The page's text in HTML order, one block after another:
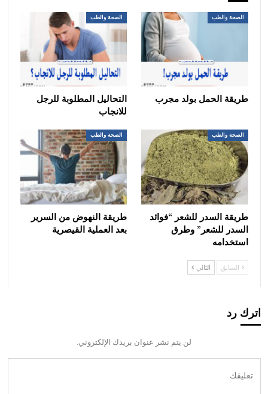
الصحة والطب
طريقة الحمل بولد مجرب
الصحة والطب
التحاليل المطلوبة للرجل
للانجاب
الصحة والطب
طريقة السدر للشعر “فوائد
السدر للشعر” وطرق
استخدامه
الصحة والطب
طريقة النهوض من السرير
بعد العملية القيصرية
السابق التالي
اترك رد
لن يتم نشر عنوان بريدك الإلكتروني.